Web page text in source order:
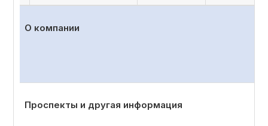
О компании
Проспекты и другая информация